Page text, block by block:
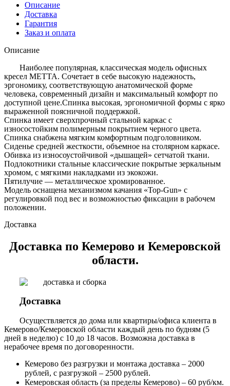
Описание
Доставка
Гарантия
Заказ и оплата
Описание
Наиболее популярная, классическая модель офисных
кресел МЕТТА. Сочетает в себе высокую надежность,
эргономику, соответствующую анатомической форме
человека, современный дизайн и максимальный комфорт по
доступной цене.Спинка высокая, эргономичной формы с ярко
выраженной поясничной поддержкой.
Спинка имеет сверхпрочный стальной каркас с
износостойким полимерным покрытием черного цвета.
Спинка снабжена мягким комфортным подголовником.
Сиденье средней жесткости, объемное на столярном каркасе.
Обивка из износоустойчивой «дышащей» сетчатой ткани.
Подлокотники стальные классические покрытые зеркальным
хромом, с мягкими накладками из экокожи.
Пятилучие — металлическое хромированное.
Модель оснащена механизмом качания «Top-Gun» с
регулировкой под вес и возможностью фиксации в рабочем
положении.
Доставка
Доставка по Кемерово и Кемеровской
области.
Доставка
Осуществляется до дома или квартиры/офиса клиента в
Кемерово/Кемеровской области каждый день по будням (5
дней в неделю) с 10 до 18 часов. Возможна доставка в
нерабочее время по договоренности.
Кемерово без разгрузки и монтажа доставка – 2000
рублей, с разгрузкой – 2500 рублей.
Кемеровская область (за пределы Кемерово) – 60 руб/км.